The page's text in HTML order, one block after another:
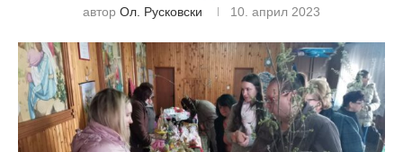
автор Ол. Русковски 10. април 2023